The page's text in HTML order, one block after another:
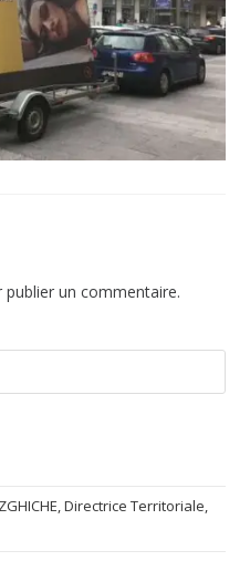
publier un commentaire.
Directrice Territoriale,